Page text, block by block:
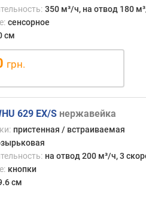
350 м³/ч, на отвод 180
сенсорное
см
грн.
629 EX/S нержавейка
пристенная / встраиваемая
на отвод 200 м³/ч, 3
кнопки
см